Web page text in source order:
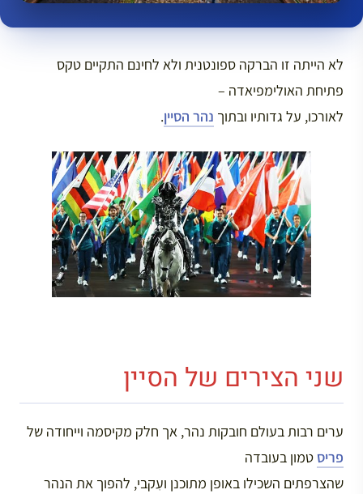
לא הייתה זו הברקה ספונטנית ולא לחינם התקיים טקס
פתיחת האולימפיאדה –
לאורכו, על גדותיו ובתוך נהר הסיין.
שני הצירים של הסיין
ערים רבות בעולם חובקות נהר, אך חלק מקיסמה וייחודה של
פריס טמון בעובדה
שהצרפתים השכילו באופן מתוכנן ועִקבי, להפוך את הנהר